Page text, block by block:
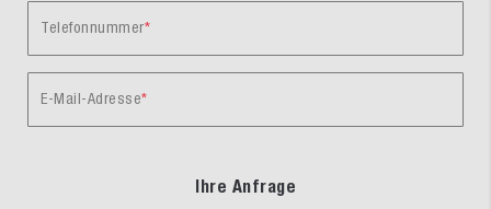
Telefonnummer
E-Mail-Adresse
Ihre Anfrage